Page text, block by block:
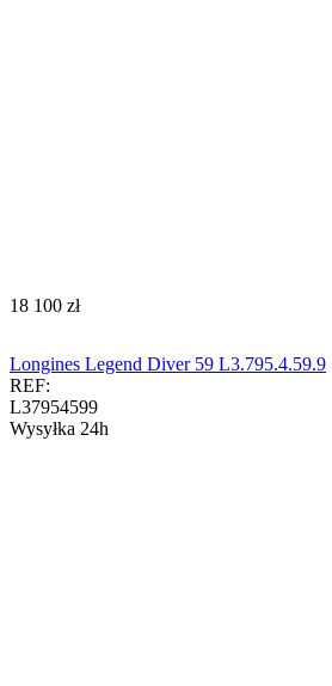
‍18 100‍ zł
Longines Legend Diver 59 L3.795.4.59.9
REF:
L37954599
Wysyłka 24h